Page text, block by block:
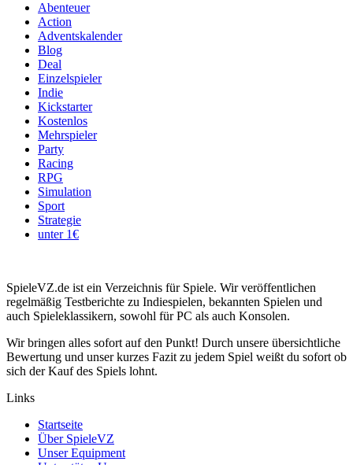
Abenteuer
Action
Adventskalender
Blog
Deal
Einzelspieler
Indie
Kickstarter
Kostenlos
Mehrspieler
Party
Racing
RPG
Simulation
Sport
Strategie
unter 1€
SpieleVZ.de ist ein Verzeichnis für Spiele. Wir veröffentlichen
regelmäßig Testberichte zu Indiespielen, bekannten Spielen und
auch Spieleklassikern, sowohl für PC als auch Konsolen.
Wir bringen alles sofort auf den Punkt! Durch unsere übersichtliche
Bewertung und unser kurzes Fazit zu jedem Spiel weißt du sofort ob
sich der Kauf des Spiels lohnt.
Links
Startseite
Über SpieleVZ
Unser Equipment